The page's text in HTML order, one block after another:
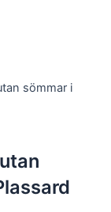
sömmar i